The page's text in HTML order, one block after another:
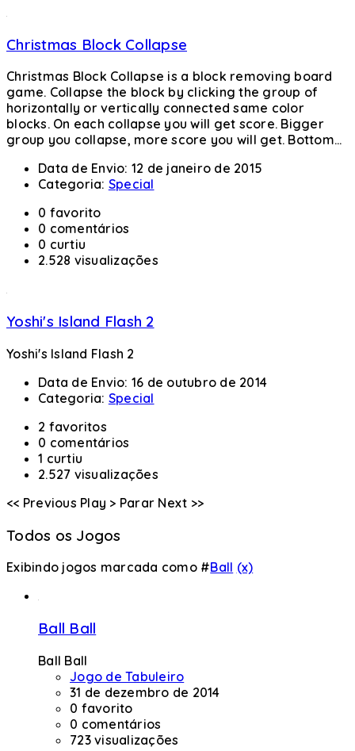
Christmas Block Collapse
Christmas Block Collapse is a block removing board
game. Collapse the block by clicking the group of
horizontally or vertically connected same color
blocks. On each collapse you will get score. Bigger
group you collapse, more score you will get. Bottom...
Data de Envio: 12 de janeiro de 2015
Categoria: Special
0 favorito
0 comentários
0 curtiu
2.528 visualizações
Yoshi's Island Flash 2
Yoshi's Island Flash 2
Data de Envio: 16 de outubro de 2014
Categoria: Special
2 favoritos
0 comentários
1 curtiu
2.527 visualizações
<< Previous Play > Parar Next >>
Todos os Jogos
Exibindo jogos marcada como #Ball (x)
Ball Ball
Ball Ball
Jogo de Tabuleiro
31 de dezembro de 2014
0 favorito
0 comentários
723 visualizações